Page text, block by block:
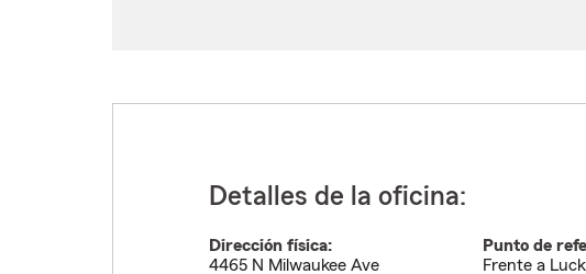
Detalles de la oficina:
Dirección física:
4465 N Milwaukee Ave
Punto de
Frente a